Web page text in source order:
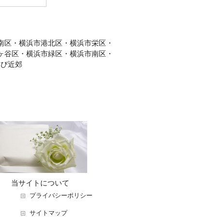
・横浜市港北区・横浜市栄区・
区・横浜市緑区・横浜市南区・
近郊
当サイトについて
プライバシーポリシー
サイトマップ